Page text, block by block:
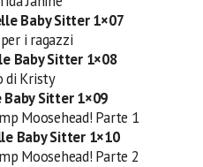
Baby Sitter 1×07
i ragazzi
Baby Sitter 1×08
di Kristy
Baby Sitter 1×09
Moosehead! Parte 1
Baby Sitter 1×10
Moosehead! Parte 2